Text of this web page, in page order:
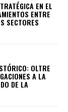
EN EL
ENTRE
SECTORES
OLTRE
A LA
DE LA